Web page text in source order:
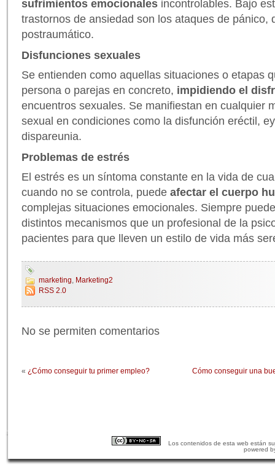
sufrimientos emocionales incontrolables. Bajo
trastornos de ansiedad son los ataques de pánico,
postraumático.
Disfunciones sexuales
Se entienden como aquellas situaciones o etapas
persona o parejas en concreto, impidiendo el
encuentros sexuales. Se manifiestan en cualquier
sexual en condiciones como la disfunción eréctil,
dispareunia.
Problemas de estrés
El estrés es un síntoma constante en la vida de
cuando no se controla, puede afectar el cuerpo
complejas situaciones emocionales. Siempre
distintos mecanismos que un profesional de la
pacientes para que lleven un estilo de vida más
marketing, Marketing2
RSS 2.0
No se permiten comentarios
« ¿Cómo conseguir tu primer empleo? Cómo conseguir una
Los contenidos de esta web están
powered